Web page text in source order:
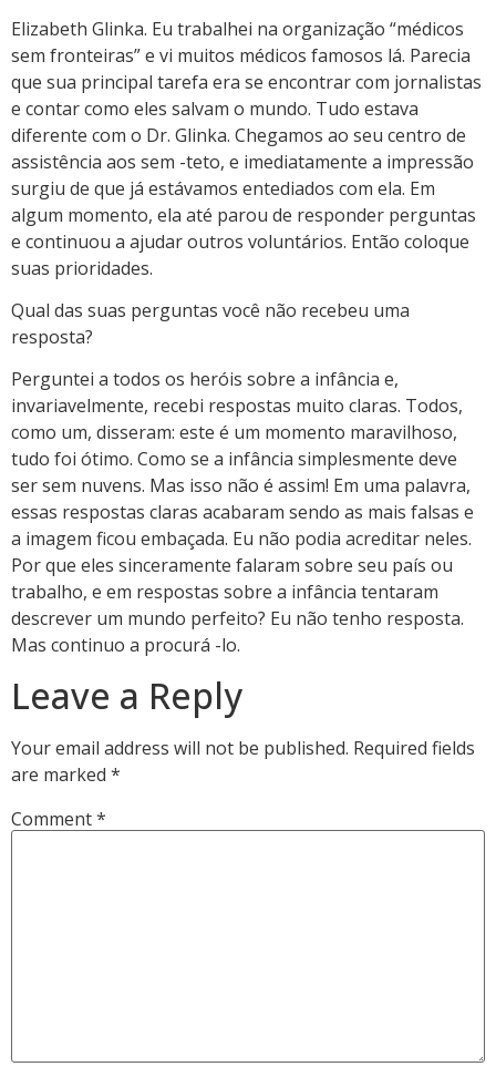
Elizabeth Glinka. Eu trabalhei na organização “médicos
sem fronteiras” e vi muitos médicos famosos lá. Parecia
que sua principal tarefa era se encontrar com jornalistas
e contar como eles salvam o mundo. Tudo estava
diferente com o Dr. Glinka. Chegamos ao seu centro de
assistência aos sem -teto, e imediatamente a impressão
surgiu de que já estávamos entediados com ela. Em
algum momento, ela até parou de responder perguntas
e continuou a ajudar outros voluntários. Então coloque
suas prioridades.
Qual das suas perguntas você não recebeu uma
resposta?
Perguntei a todos os heróis sobre a infância e,
invariavelmente, recebi respostas muito claras. Todos,
como um, disseram: este é um momento maravilhoso,
tudo foi ótimo. Como se a infância simplesmente deve
ser sem nuvens. Mas isso não é assim! Em uma palavra,
essas respostas claras acabaram sendo as mais falsas e
a imagem ficou embaçada. Eu não podia acreditar neles.
Por que eles sinceramente falaram sobre seu país ou
trabalho, e em respostas sobre a infância tentaram
descrever um mundo perfeito? Eu não tenho resposta.
Mas continuo a procurá -lo.
Leave a Reply
Your email address will not be published. Required fields
are marked *
Comment*